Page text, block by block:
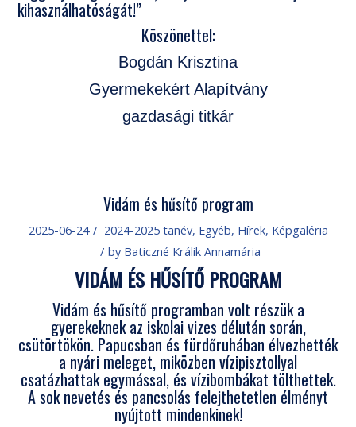
kihasználhatóságát!”
Köszönettel:
Bogdán Krisztina
Gyermekekért Alapítvány
gazdasági titkár
Vidám és hűsítő program
2025-06-24 / 2024-2025 tanév, Egyéb, Hírek, Képgaléria
/ by Baticzné Králik Annamária
VIDÁM ÉS HŰSÍTŐ PROGRAM
Vidám és hűsítő programban volt részük a
gyerekeknek az iskolai vizes délután során,
csütörtökön. Papucsban és fürdőruhában élvezhették
a nyári meleget, miközben vízipisztollyal
csatázhattak egymással, és vízibombákat tölthettek.
A sok nevetés és pancsolás felejthetetlen élményt
nyújtott mindenkinek!